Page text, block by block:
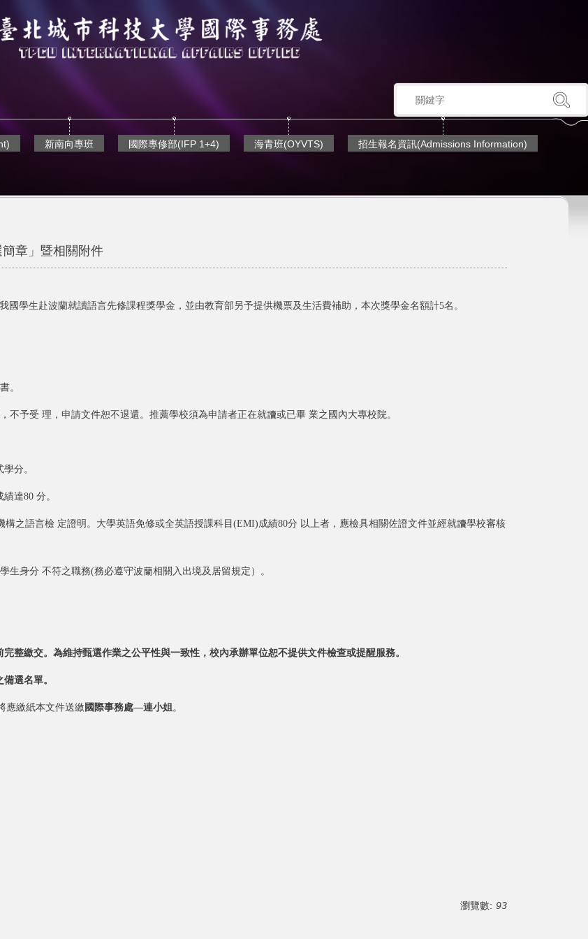
新南向專班 國際專修部(IFP 1+4) 海青班(OYVTS) 招生報名資訊(Admissions Information)
簡章」暨相關附件
學生赴波蘭就讀語言先修課程獎學金，並由教育部另予提供機票及生活費補助，本次獎學金名額計5名。
。
予受 理，申請文件恕不退還。推薦學校須為申請者正在就讀或已畢 業之國內大專校院。
分。
達80 分。
構之語言檢 定證明。大學英語免修或全英語授課科目(EMI)成績80分 以上者，應檢具相關佐證文件並經就讀學校審核
身分 不符之職務(務必遵守波蘭相關入出境及居留規定）。
整繳交。為維持甄選作業之公平性與一致性，校內承辦單位恕不提供文件檢查或提醒服務。
選名單。
應繳紙本文件送繳 國際事務處—連小姐 。
瀏覽數: 93